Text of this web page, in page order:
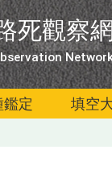
死觀察
定 填空